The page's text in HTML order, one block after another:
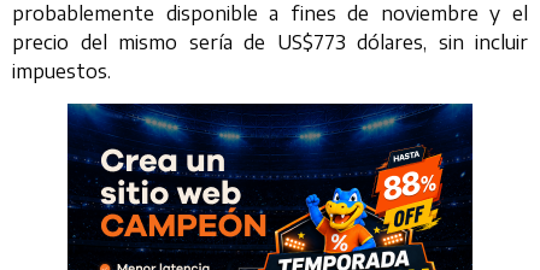
probablemente disponible a fines de noviembre y el
precio del mismo sería de US$773 dólares, sin incluir
impuestos.